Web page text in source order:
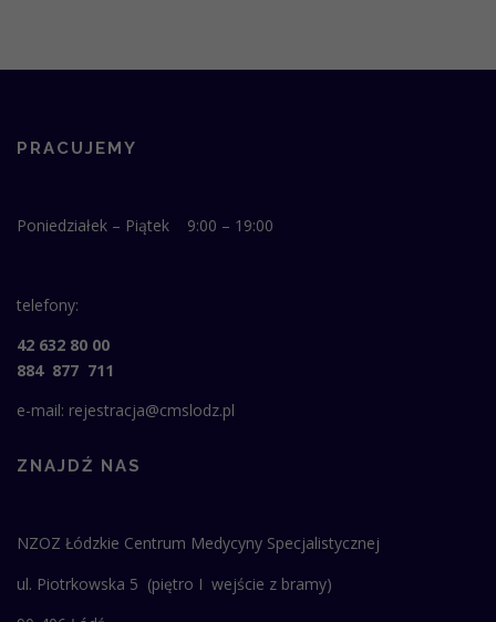
PRACUJEMY
Poniedziałek – Piątek 9:00 – 19:00
telefony:
42 632 80 00
884 877 711
e-mail: rejestracja@cmslodz.pl
ZNAJDŹ NAS
NZOZ Łódzkie Centrum Medycyny Specjalistycznej
ul. Piotrkowska 5 (piętro I wejście z bramy)